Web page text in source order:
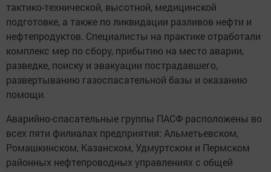
тактико-технической, высотной, медицинской
подготовке, а также по ликвидации разливов нефти и
нефтепродуктов. Специалисты на практике отработали
комплекс мер по сбору, прибытию на место аварии,
разведке, поиску и эвакуации пострадавшего,
развертыванию газоспасательной базы и оказанию
помощи.
Аварийно-спасательные группы ПАСФ расположены во
всех пяти филиалах предприятия: Альметьевском,
Ромашкинском, Казанском, Удмуртском и Пермском
районных нефтепроводных управлениях с общей